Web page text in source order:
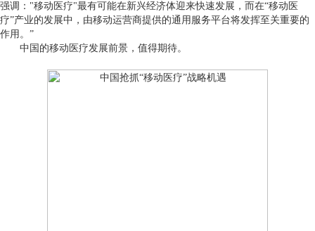
强调："移动医疗"最有可能在新兴经济体迎来快速发展，而在“移动医
疗”产业的发展中，由移动运营商提供的通用服务平台将发挥至关重要的
作用。”
中国的移动医疗发展前景，值得期待。